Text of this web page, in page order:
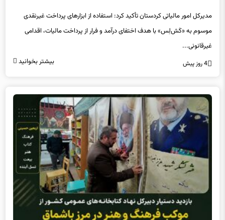
مدیرکل امور مالیاتی کردستان تأکید کرد: استفاده از ابزارهای پرداخت غیرنقدی
موسوم به «کَش‌لِس» با هدف اختفای درآمد و فرار از پرداخت مالیات، اقدامی
غیرقانونی...
4 روز پیش بیشتر بخوانید